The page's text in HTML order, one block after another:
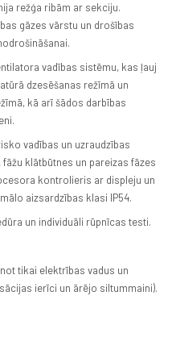
režģa ribām ar sekciju.
gāzes vārstu un drošības
vadības sistēmu, kas ļauj
dzesēšanas režīmā un
kā arī šādos darbības
vadības un uzraudzības
klātbūtnes un pareizas fāzes
kontrolieris ar displeju un
aizsardzības klasi IP54.
un individuāli rūpnīcas testi.
tikai elektrības vadus un
ierīci un ārējo siltummaini).